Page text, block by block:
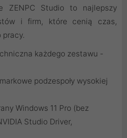
ZENPC Studio to najlepszy
i firm, które cenią czas,
pracy.
każdego zestawu -
podzespoły wysokiej
Windows 11 Pro (bez
Studio Driver,